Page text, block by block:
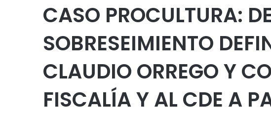
CASO PROCULTURA:
SOBRESEIMIENTO
CLAUDIO ORREGO Y
FISCALÍA Y AL CDE A